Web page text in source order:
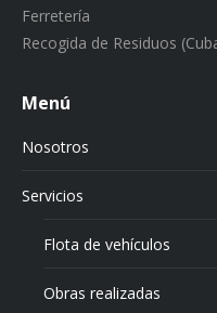
Ferretería
Recogida de Residuos
Menú
Nosotros
Servicios
Flota de vehículos
Obras realizadas